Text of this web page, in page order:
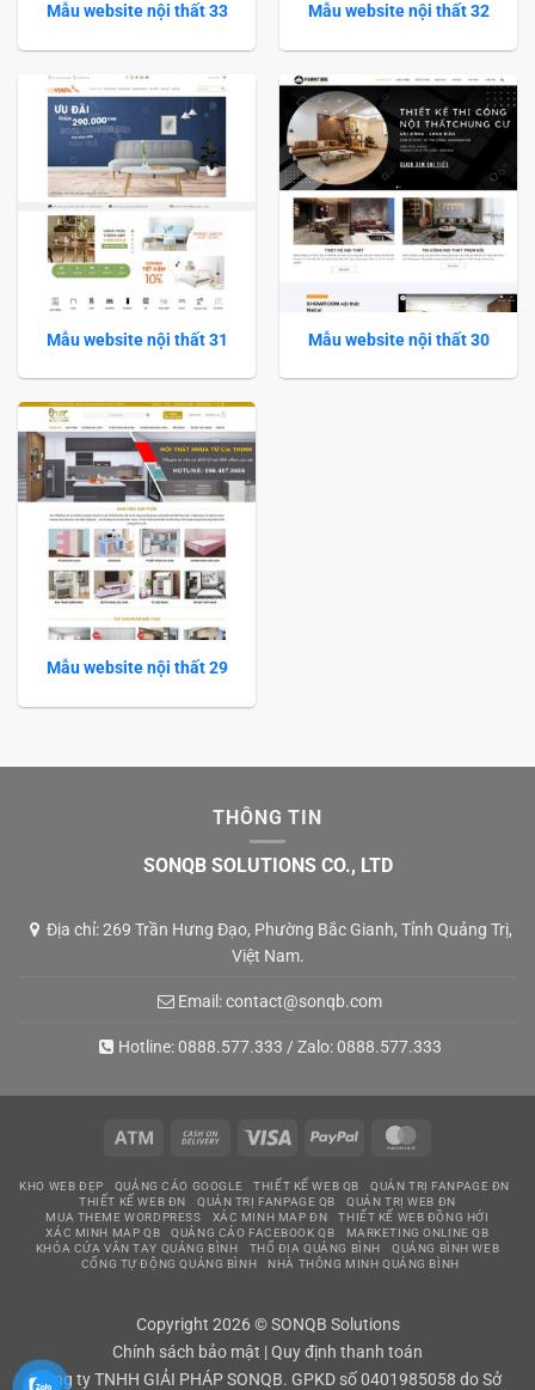
Mẫu website nội thất 33 Mẫu website nội thất 32
Mẫu website nội thất 31 Mẫu website nội thất 30
Mẫu website nội thất 29
THÔNG TIN
SONQB SOLUTIONS CO., LTD
Địa chỉ: 269 Trần Hưng Đạo, Phường Bắc Gianh, Tỉnh Quảng Trị,
Việt Nam.
Email:contact@sonqb.com
Hotline:0888.577.333 / Zalo:0888.577.333
Atm
Cash
Delivery
Visa PayPal
KHO WEB ĐẸP QUẢNG CÁO GOOGLE THIẾT KẾ WEB QB
QUẢN TRỊ FANPAGE ĐN
THIẾT KẾ WEB ĐN
QUẢN TRỊ FANPAGE QB
QUẢN TRỊ WEB ĐN
MUA THEME WORDPRESS
XÁC MINH MAP ĐN
THIẾT KẾ WEB ĐỒNG HỚI
XÁC MINH MAP QB
QUẢNG CÁO FACEBOOK QB
MARKETING ONLINE QB
KHÓA CỬA VÂN TAY QUẢNG BÌNH
THỔ ĐỊA QUẢNG BÌNH
QUẢNG BÌNH WEB
CỔNG TỰ ĐỘNG QUẢNG BÌNH
NHÀ THÔNG MINH QUẢNG BÌNH
Copyright 2026 © SONQB Solutions
Chính sách bảo mật |Quy định thanh toán
Công ty TNHH GIẢI PHÁP SONQB. GPKD số 0401985058 do Sở